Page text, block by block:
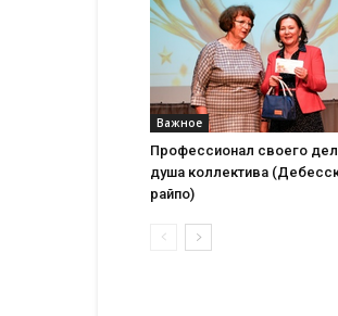
Важное
Профессионал своего
душа коллектива
райпо)